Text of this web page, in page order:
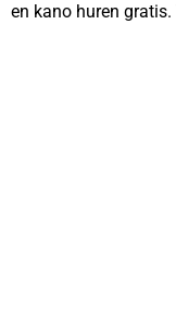
en kano huren